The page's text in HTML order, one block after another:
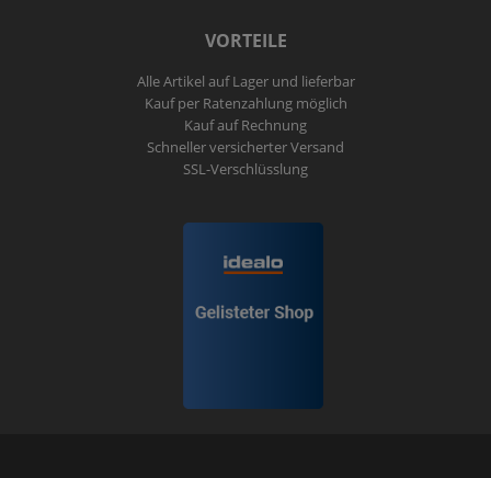
VORTEILE
Alle Artikel auf Lager und lieferbar
Kauf per Ratenzahlung möglich
Kauf auf Rechnung
Schneller versicherter Versand
SSL-Verschlüsslung